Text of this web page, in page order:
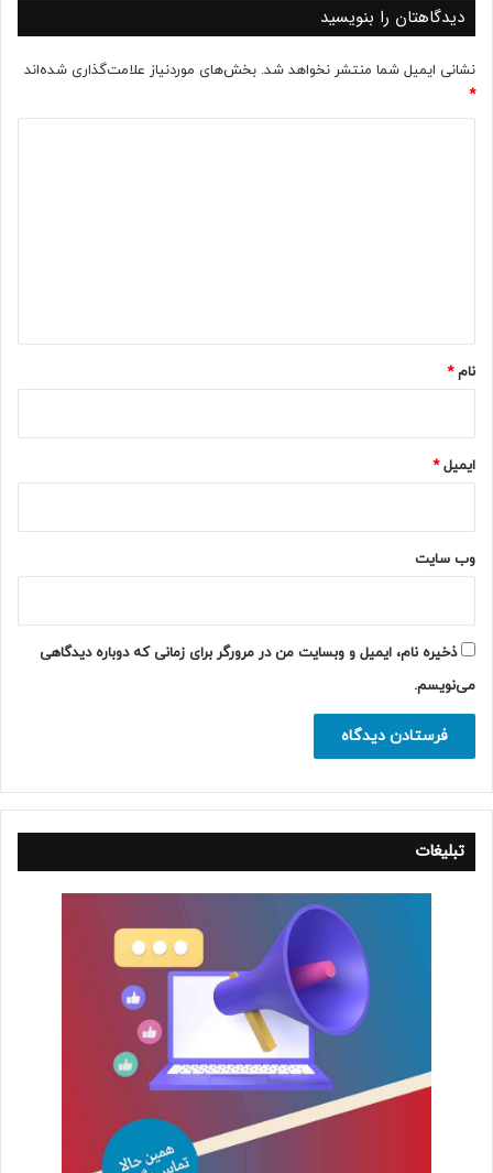
دیدگاهتان را بنویسید
نشانی ایمیل شما منتشر نخواهد شد. بخش‌های موردنیاز علامت‌گذاری شده‌اند
*
نام*
ایمیل*
وب‌ سایت
ذخیره نام، ایمیل و وبسایت من در مرورگر برای زمانی که دوباره دیدگاهی
می‌نویسم.
تبلیغات